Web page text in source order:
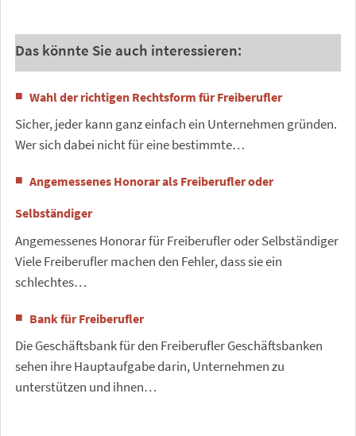
Das könnte Sie auch interessieren:
Wahl der richtigen Rechtsform für Freiberufler
Sicher, jeder kann ganz einfach ein Unternehmen gründen.
Wer sich dabei nicht für eine bestimmte…
Angemessenes Honorar als Freiberufler oder
Selbständiger
Angemessenes Honorar für Freiberufler oder Selbständiger
Viele Freiberufler machen den Fehler, dass sie ein
schlechtes…
Bank für Freiberufler
Die Geschäftsbank für den Freiberufler Geschäftsbanken
sehen ihre Hauptaufgabe darin, Unternehmen zu
unterstützen und ihnen…